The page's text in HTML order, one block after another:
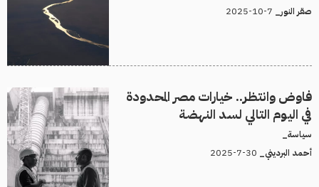
صقر النور_
فاوض وانتظر.. خيارات مصر المحدودة
في اليوم التالي لسد النهضة
سياسة_
أحمد البرديني_